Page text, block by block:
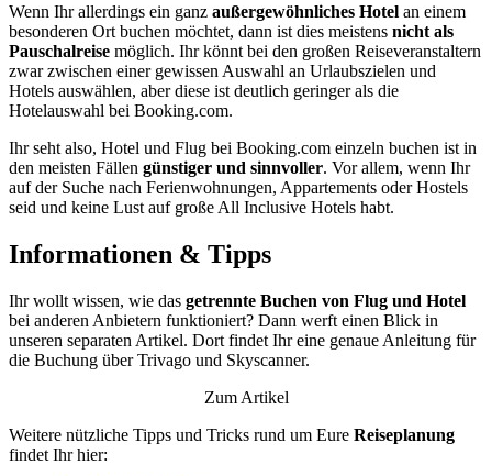
Wenn Ihr allerdings ein ganz außergewöhnliches Hotel an einem
besonderen Ort buchen möchtet, dann ist dies meistens nicht als
Pauschalreise möglich. Ihr könnt bei den großen Reiseveranstaltern
zwar zwischen einer gewissen Auswahl an Urlaubszielen und
Hotels auswählen, aber diese ist deutlich geringer als die
Hotelauswahl bei Booking.com.
Ihr seht also, Hotel und Flug bei Booking.com einzeln buchen ist in
den meisten Fällen günstiger und sinnvoller. Vor allem, wenn Ihr
auf der Suche nach Ferienwohnungen, Appartements oder Hostels
seid und keine Lust auf große All Inclusive Hotels habt.
Informationen & Tipps
Ihr wollt wissen, wie das getrennte Buchen von Flug und Hotel
bei anderen Anbietern funktioniert? Dann werft einen Blick in
unseren separaten Artikel. Dort findet Ihr eine genaue Anleitung für
die Buchung über Trivago und Skyscanner.
Zum Artikel
Weitere nützliche Tipps und Tricks rund um Eure Reiseplanung
findet Ihr hier: